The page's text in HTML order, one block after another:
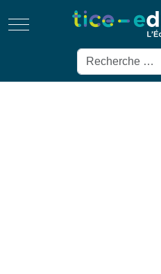
Mobile Menu Toggle
Rechercher